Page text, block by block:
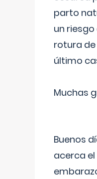
parto
un
rotura
último
Muchas
Buenos
acerca